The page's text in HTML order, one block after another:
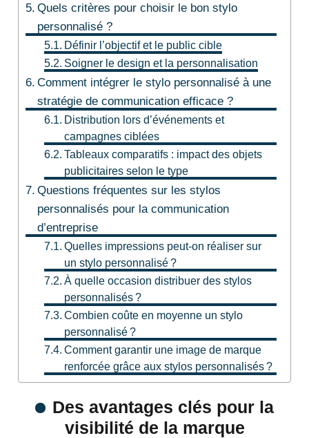
Quels critères pour choisir le bon stylo
personnalisé ?
Définir l’objectif et le public cible
Soigner le design et la personnalisation
Comment intégrer le stylo personnalisé à une
stratégie de communication efficace ?
Distribution lors d’événements et
campagnes ciblées
Tableaux comparatifs : impact des objets
publicitaires selon le type
Questions fréquentes sur les stylos
personnalisés pour la communication
d’entreprise
Quelles impressions peut-on réaliser sur
un stylo personnalisé ?
À quelle occasion distribuer des stylos
personnalisés ?
Combien coûte en moyenne un stylo
personnalisé ?
Comment garantir une image de marque
renforcée grâce aux stylos personnalisés ?
Des avantages clés pour la
visibilité de la marque